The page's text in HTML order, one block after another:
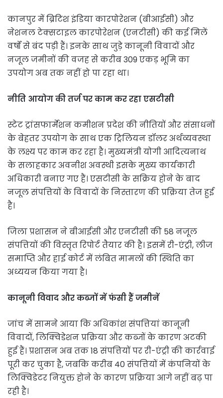
कानपुर में ब्रिटिश इंडिया कारपोरेशन (बीआईसी) और
नेशनल टेक्सटाइल कारपोरेशन (एनटीसी) की कई मिलें
वर्षों से बंद पड़ी हैं। इनके साथ जुड़े कानूनी विवादों और
नजूल जमीनों की वजह से करीब 309 एकड़ भूमि का
उपयोग अब तक नहीं हो पा रहा था।
नीति आयोग की तर्ज पर काम कर रहा एसटीसी
स्टेट ट्रांसफार्मेशन कमीशन प्रदेश की नीतियों और संसाधनों
के बेहतर उपयोग के साथ एक ट्रिलियन डॉलर अर्थव्यवस्था
के लक्ष्य पर काम कर रहा है। मुख्यमंत्री योगी आदित्यनाथ
के सलाहकार अवनीश अवस्थी इसके मुख्य कार्यकारी
अधिकारी बनाए गए हैं। एसटीसी के सक्रिय होने के बाद
नजूल संपत्तियों के विवादों के निस्तारण की प्रक्रिया तेज हुई
है।
जिला प्रशासन ने बीआईसी और एनटीसी की 58 नजूल
संपत्तियों की विस्तृत रिपोर्ट तैयार की है। इसमें री-एंट्री, लीज
समाप्ति और हाई कोर्ट में लंबित मामलों की स्थिति का
अध्ययन किया गया है।
कानूनी विवाद और कब्जों में फंसी हैं जमीनें
जांच में सामने आया कि अधिकांश संपत्तियां कानूनी
विवादों, लिक्विडेशन प्रक्रिया और कब्जों के कारण अटकी
हुई हैं। प्रशासन अब तक 18 संपत्तियों पर री-एंट्री की कार्रवाई
पूरी कर चुका है, जबकि करीब 40 संपत्तियों में कंपनियों के
लिक्विडेटर नियुक्त होने के कारण प्रक्रिया आगे नहीं बढ़ पा
रही है।